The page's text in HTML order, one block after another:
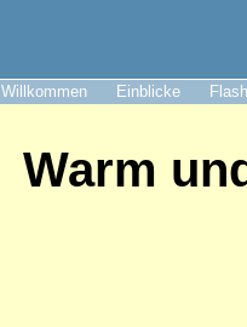
Willkommen Einblicke
Warm